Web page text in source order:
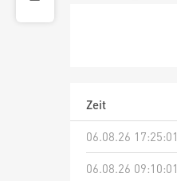
Zeit
06.08.26 17:25:01
06.08.26 09:10:01